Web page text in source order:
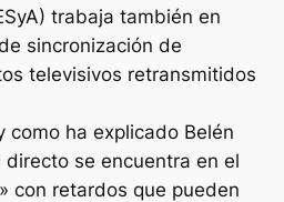
trabaja también en
sincronización de
televisivos retransmitidos
como ha explicado Belén
directo se encuentra en el
con retardos que pueden